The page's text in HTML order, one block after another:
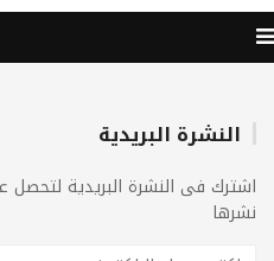
النشرة البريدية
اشترك فى النشرة البريدية لتحصل
نشرها